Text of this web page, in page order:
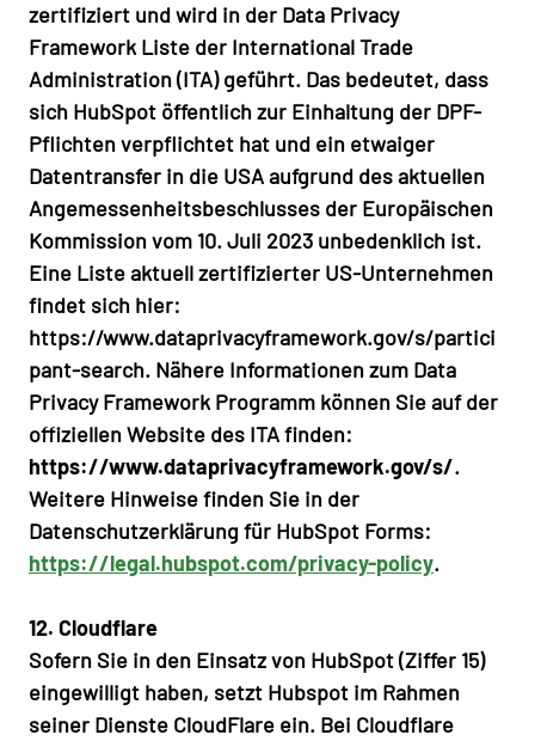
zertifiziert und wird in der Data Privacy
Framework Liste der International Trade
Administration (ITA) geführt. Das bedeutet, dass
sich HubSpot öffentlich zur Einhaltung der DPF-
Pflichten verpflichtet hat und ein etwaiger
Datentransfer in die USA aufgrund des aktuellen
Angemessenheitsbeschlusses der Europäischen
Kommission vom 10. Juli 2023 unbedenklich ist.
Eine Liste aktuell zertifizierter US-Unternehmen
findet sich hier:
https://www.dataprivacyframework.gov/s/partici
pant-search. Nähere Informationen zum Data
Privacy Framework Programm können Sie auf der
offiziellen Website des ITA finden:
https://www.dataprivacyframework.gov/s/.
Weitere Hinweise finden Sie in der
Datenschutzerklärung für HubSpot Forms:
https://legal.hubspot.com/privacy-policy.
12. Cloudflare
Sofern Sie in den Einsatz von HubSpot (Ziffer 15)
eingewilligt haben, setzt Hubspot im Rahmen
seiner Dienste CloudFlare ein. Bei Cloudflare